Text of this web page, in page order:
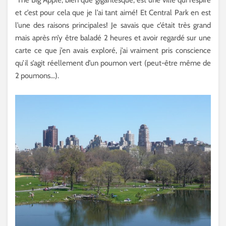
et c’est pour cela que je l’ai tant aimé! Et Central Park en est
l’une des raisons principales! Je savais que c’était très grand
mais après m’y être baladé 2 heures et avoir regardé sur une
carte ce que j’en avais exploré, j’ai vraiment pris conscience
qu’il s’agit réellement d’un poumon vert (peut-être même de
2 poumons…).